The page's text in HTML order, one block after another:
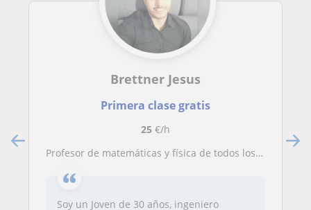
Brettner Jesus
Primera clase gratis
25€/h
Profesor de matemáticas y física de todos los niveles (de primaria hasta universidad) imparte clases particulares en Madrid
Soy un Joven de 30 años, ingeniero